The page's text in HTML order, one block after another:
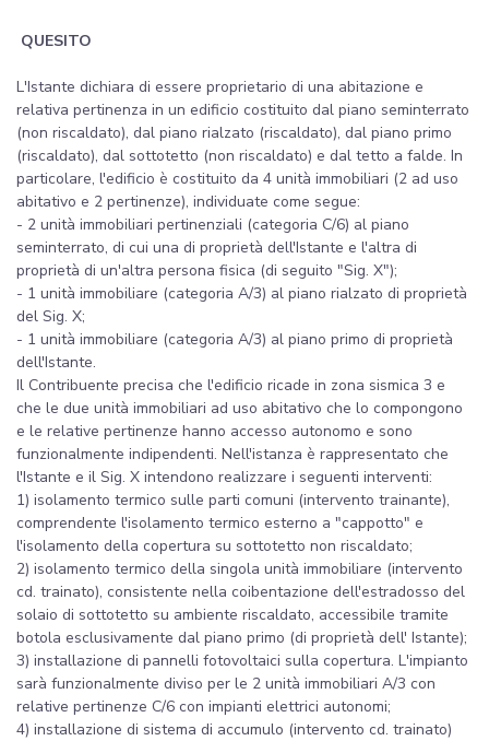
QUESITO
L'Istante dichiara di essere proprietario di una abitazione e
relativa pertinenza in un edificio costituito dal piano seminterrato
(non riscaldato), dal piano rialzato (riscaldato), dal piano primo
(riscaldato), dal sottotetto (non riscaldato) e dal tetto a falde. In
particolare, l'edificio è costituito da 4 unità immobiliari (2 ad uso
abitativo e 2 pertinenze), individuate come segue:
- 2 unità immobiliari pertinenziali (categoria C/6) al piano
seminterrato, di cui una di proprietà dell'Istante e l'altra di
proprietà di un'altra persona fisica (di seguito "Sig. X");
- 1 unità immobiliare (categoria A/3) al piano rialzato di proprietà
del Sig. X;
- 1 unità immobiliare (categoria A/3) al piano primo di proprietà
dell'Istante.
Il Contribuente precisa che l'edificio ricade in zona sismica 3 e
che le due unità immobiliari ad uso abitativo che lo compongono
e le relative pertinenze hanno accesso autonomo e sono
funzionalmente indipendenti. Nell'istanza è rappresentato che
l'Istante e il Sig. X intendono realizzare i seguenti interventi:
1) isolamento termico sulle parti comuni (intervento trainante),
comprendente l'isolamento termico esterno a "cappotto" e
l'isolamento della copertura su sottotetto non riscaldato;
2) isolamento termico della singola unità immobiliare (intervento
cd. trainato), consistente nella coibentazione dell'estradosso del
solaio di sottotetto su ambiente riscaldato, accessibile tramite
botola esclusivamente dal piano primo (di proprietà dell' Istante);
3) installazione di pannelli fotovoltaici sulla copertura. L'impianto
sarà funzionalmente diviso per le 2 unità immobiliari A/3 con
relative pertinenze C/6 con impianti elettrici autonomi;
4) installazione di sistema di accumulo (intervento cd. trainato)